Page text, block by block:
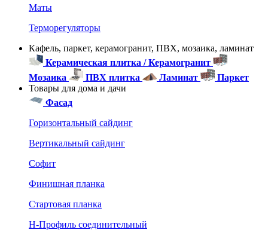
Маты
Терморегуляторы
Кафель, паркет, керамогранит, ПВХ, мозаика, ламинат
Керамическая плитка / Керамогранит
Мозаика
ПВХ плитка Ламинат
Паркет
Товары для дома и дачи
Фасад
Горизонтальный сайдинг
Вертикальный сайдинг
Софит
Финишная планка
Стартовая планка
Н-Профиль соединительный